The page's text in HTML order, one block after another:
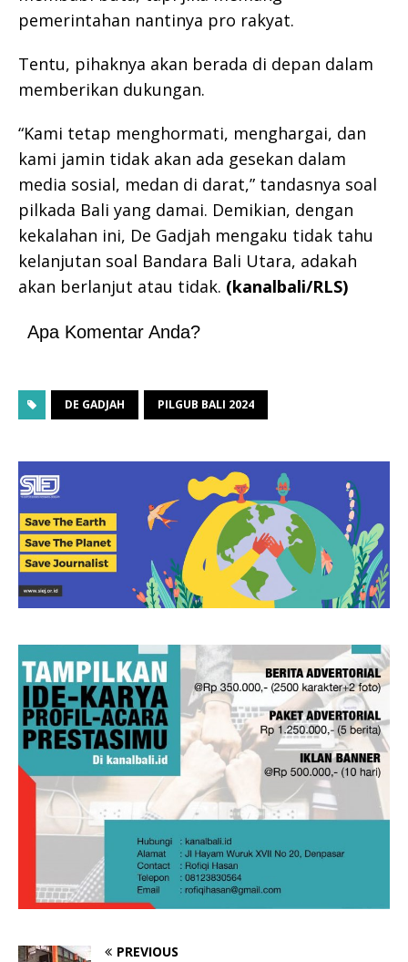
pemerintahan nantinya pro rakyat.
Tentu, pihaknya akan berada di depan dalam
memberikan dukungan.
“Kami tetap menghormati, menghargai, dan
kami jamin tidak akan ada gesekan dalam
media sosial, medan di darat,” tandasnya soal
pilkada Bali yang damai. Demikian, dengan
kekalahan ini, De Gadjah mengaku tidak tahu
kelanjutan soal Bandara Bali Utara, adakah
akan berlanjut atau tidak. (kanalbali/RLS)
Apa Komentar Anda?
DE GADJAH PILGUB BALI 2024
PREVIOUS